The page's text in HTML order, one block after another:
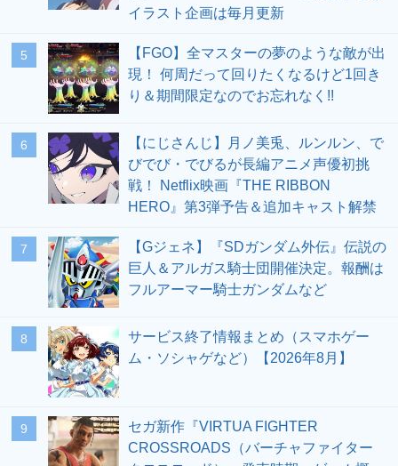
イラスト企画は毎月更新
5
【FGO】全マスターの夢のような敵が出
現！ 何周だって回りたくなるけど1回き
り＆期間限定なのでお忘れなく!!
6
【にじさんじ】月ノ美兎、ルンルン、で
びでび・でびるが長編アニメ声優初挑
戦！ Netflix映画『THE RIBBON
HERO』第3弾予告＆追加キャスト解禁
7
【Gジェネ】『SDガンダム外伝』伝説の
巨人＆アルガス騎士団開催決定。報酬は
フルアーマー騎士ガンダムなど
8
サービス終了情報まとめ（スマホゲー
ム・ソシャゲなど）【2026年8月】
9
セガ新作『VIRTUA FIGHTER
CROSSROADS（バーチャファイター